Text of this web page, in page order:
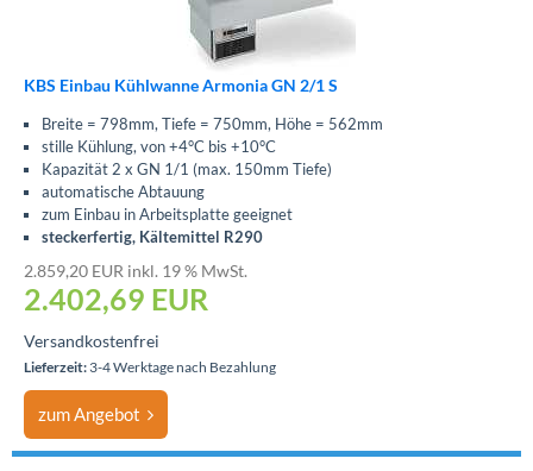
KBS Einbau Kühlwanne Armonia GN 2/1 S
Breite = 798mm, Tiefe = 750mm, Höhe = 562mm
stille Kühlung, von +4°C bis +10°C
Kapazität 2 x GN 1/1 (max. 150mm Tiefe)
automatische Abtauung
zum Einbau in Arbeitsplatte geeignet
steckerfertig, Kältemittel R290
2.859,20 EUR inkl. 19 % MwSt.
2.402,69 EUR
Versandkostenfrei
Lieferzeit: 3-4 Werktage nach Bezahlung
zum Angebot